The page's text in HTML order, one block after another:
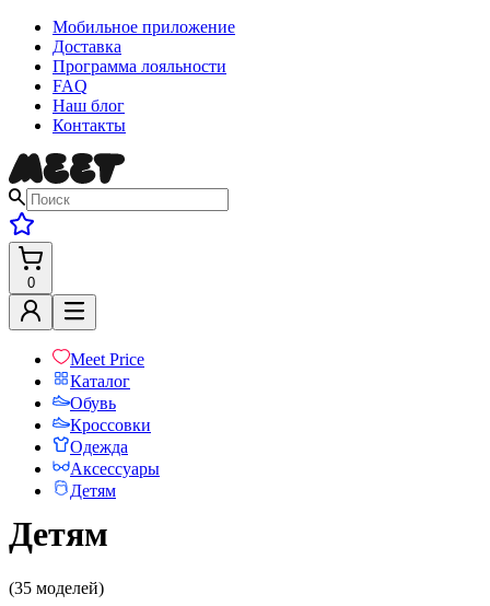
Мобильное приложение
Доставка
Программа лояльности
FAQ
Наш блог
Контакты
0
Meet Price
Каталог
Обувь
Кроссовки
Одежда
Аксессуары
Детям
Детям
(35 моделей)